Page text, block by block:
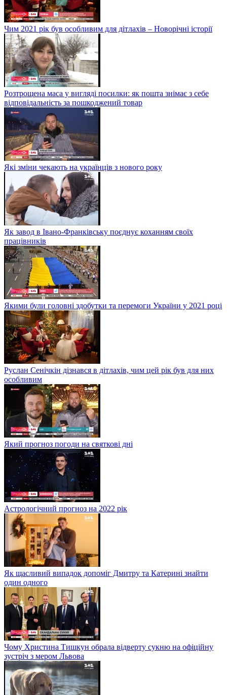
Чим 2021 рік був особливим для дітлахів – Новорічні історії
Розтрощена маса у вигляді посилки: як пошта знімає з себе
відповідальність за пошкоджений товар
Які зміни чекають на українців з нового року
Як завод в Івано-Франківську поєднує коханням своїх
працівників
Якими були головні здобутки та перемоги України у 2021 році
Руслан Сенічкін дізнався в дітлахів, чим цей рік був для них
особливим
Який прогноз погоди на святкові дні
Астрологічний прогноз на 2022 рік
Як щасливий випадок допоміг Дмитру та Катерині знайти
один одного
Чому Христина Тишкун обрала відверту сукню на офіційну
зустріч з мером Львова